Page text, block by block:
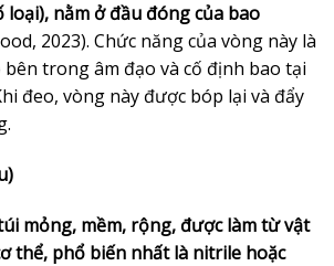
nằm ở đầu đóng của bao
2023). Chức năng của vòng này là
trong âm đạo và cố định bao tại
đeo, vòng này được bóp lại và đẩy
mỏng, mềm, rộng, được làm từ vật
thể, phổ biến nhất là nitrile hoặc